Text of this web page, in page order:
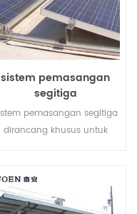
sistem pemasangan
segitiga
pemasangan segitiga
dirancang khusus untuk
energi hijau yang dapat
disesuaikan yang